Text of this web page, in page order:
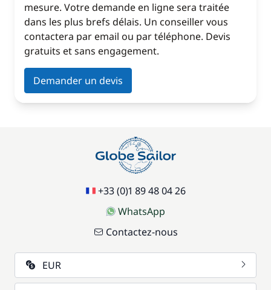
mesure. Votre demande en ligne sera traitée
dans les plus brefs délais. Un conseiller vous
contactera par email ou par téléphone. Devis
gratuits et sans engagement.
Demander un devis
+33 (0)1 89 48 04 26
WhatsApp
Contactez-nous
EUR